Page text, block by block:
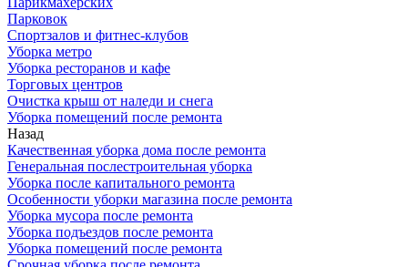
Парковок
Спортзалов и фитнес-клубов
Уборка метро
Уборка ресторанов и кафе
Торговых центров
Очистка крыш от наледи и снега
Уборка помещений после ремонта
Назад
Качественная уборка дома после ремонта
Генеральная послестроительная уборка
Уборка после капитального ремонта
Особенности уборки магазина после ремонта
Уборка мусора после ремонта
Уборка подъездов после ремонта
Уборка помещений после ремонта